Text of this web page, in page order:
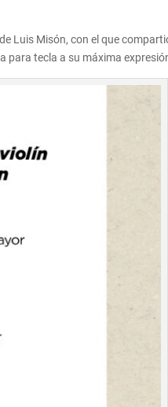
Luis Misón, con el que
para tecla a su máxima